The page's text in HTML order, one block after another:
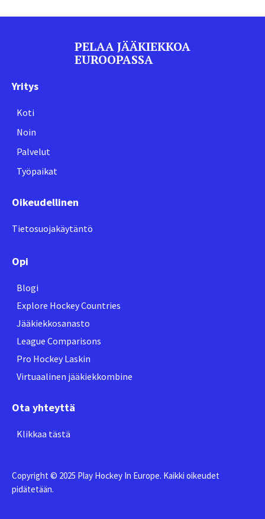
PELAA JÄÄKIEKKOA
EUROOPASSA
Yritys
Koti
Noin
Palvelut
Työpaikat
Oikeudellinen
Tietosuojakäytäntö
Opi
Blogi
Explore Hockey Countries
Jääkiekkosanasto
League Comparisons
Pro Hockey Laskin
Virtuaalinen jääkiekkombine
Ota yhteyttä
Klikkaa tästä
Copyright © 2025 Play Hockey In Europe. Kaikki oikeudet
pidätetään.